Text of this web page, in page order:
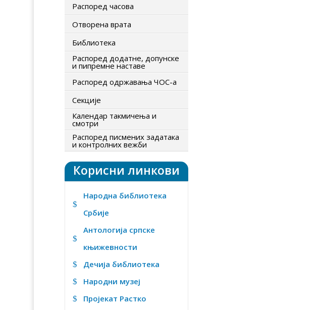
Распоред часова
Отворена врата
Библиотека
Распоред додатне, допунске
и пипремне наставе
Распоред одржавања ЧОС-а
Секције
Календар такмичења и
смотри
Распоред писмених задатака
и контролних вежби
Корисни линкови
$
Народна библиотека
Србије
$
Антологија српске
књижевности
$ Дечија библиотека
$ Народни музеј
$ Пројекат Растко